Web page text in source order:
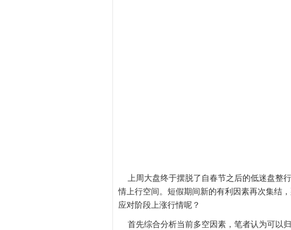
上周大盘终于摆脱了自春节之后的低迷盘整
情上行空间。短假期间新的有利因素再次集结
应对阶段上涨行情呢？
首先综合分析当前多空因素，笔者认为可以